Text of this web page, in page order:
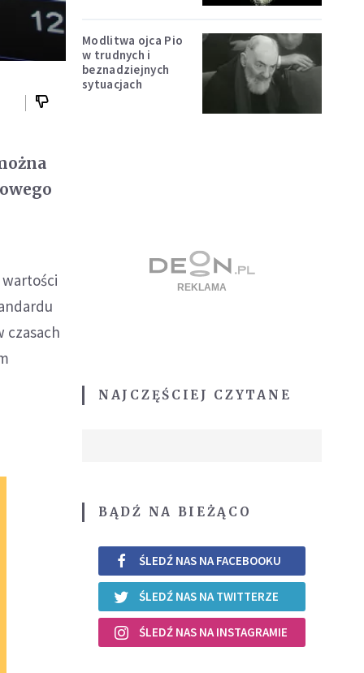
wartości
czasach
Modlitwa ojca Pio
w trudnych i
beznadziejnych
sytuacjach
NAJCZĘŚCIEJ CZYTANE
BĄDŹ NA BIEŻĄCO
ŚLEDŹ NAS NA FACEBOOKU
ŚLEDŹ NAS NA TWITTERZE
ŚLEDŹ NAS NA INSTAGRAMIE